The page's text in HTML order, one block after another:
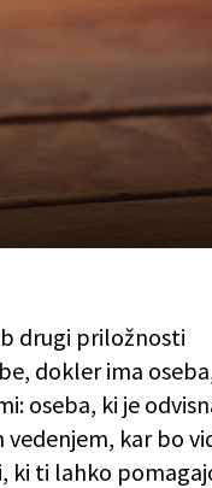
drugi priložnosti
dokler ima
oseba, ki je
kar bo
ki ti lahko